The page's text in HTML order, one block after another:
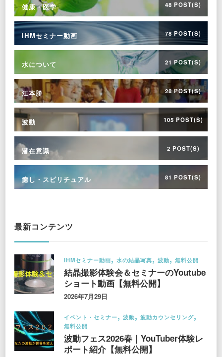
健康・医学 48 POST(S)
IHMセミナー動画 78 POST(S)
水について 21 POST(S)
江本勝 28 POST(S)
波動 105 POST(S)
潜在意識 2 POST(S)
癒し・スピリチュアル 81 POST(S)
最新コンテンツ
IHMセミナー動画 水の結晶写真 波動 無料公開
結晶撮影体験会＆セミナーのYoutube
ショート動画【無料公開】
2026年7月29日
イベント・セミナー 波動
波動カウンセリング
無料公開
波動フェス2026春｜YouTuber体験レ
ポート紹介【無料公開】